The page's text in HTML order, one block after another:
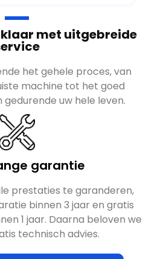
met uitgebreide
het gehele proces, van
machine tot het goed
uw hele leven.
garantie
prestaties te garanderen,
binnen 3 jaar en gratis
1 jaar. Daarna beloven we
technisch advies.